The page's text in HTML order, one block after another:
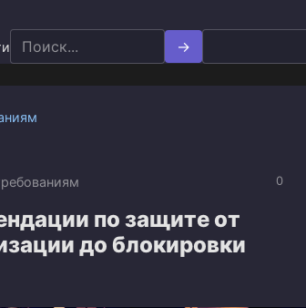
Search
for:
0
по защите от
до блокировки